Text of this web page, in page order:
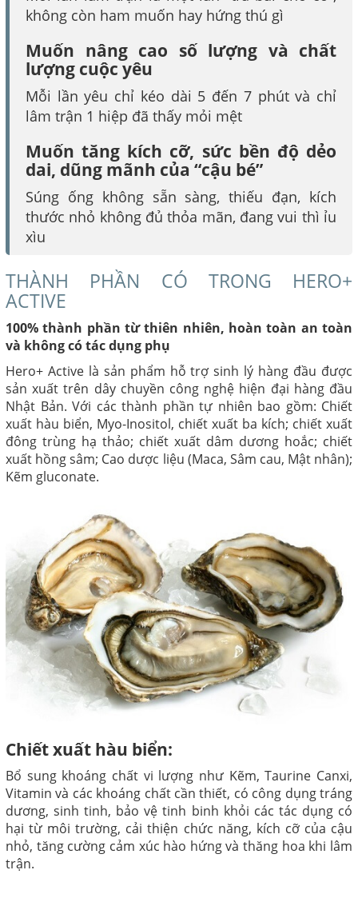
không còn ham muốn hay hứng thú gì
Muốn nâng cao số lượng và chất
lượng cuộc yêu
Mỗi lần yêu chỉ kéo dài 5 đến 7 phút và chỉ
lâm trận 1 hiệp đã thấy mỏi mệt
Muốn tăng kích cỡ, sức bền độ dẻo
dai, dũng mãnh của “cậu bé”
Súng ống không sẵn sàng, thiếu đạn, kích
thước nhỏ không đủ thỏa mãn, đang vui thì ỉu
xìu
THÀNH PHẦN CÓ TRONG HERO+
ACTIVE
100% thành phần từ thiên nhiên, hoàn toàn an toàn
và không có tác dụng phụ
Hero+ Active là sản phẩm hỗ trợ sinh lý hàng đầu được
sản xuất trên dây chuyền công nghệ hiện đại hàng đầu
Nhật Bản. Với các thành phần tự nhiên bao gồm: Chiết
xuất hàu biển, Myo-Inositol, chiết xuất ba kích; chiết xuất
đông trùng hạ thảo; chiết xuất dâm dương hoắc; chiết
xuất hồng sâm; Cao dược liệu (Maca, Sâm cau, Mật nhân);
Kẽm gluconate.
Chiết xuất hàu biển:
Bổ sung khoáng chất vi lượng như Kẽm, Taurine Canxi,
Vitamin và các khoáng chất cần thiết, có công dụng tráng
dương, sinh tinh, bảo vệ tinh binh khỏi các tác dụng có
hại từ môi trường, cải thiện chức năng, kích cỡ của cậu
nhỏ, tăng cường cảm xúc hào hứng và thăng hoa khi lâm
trận.